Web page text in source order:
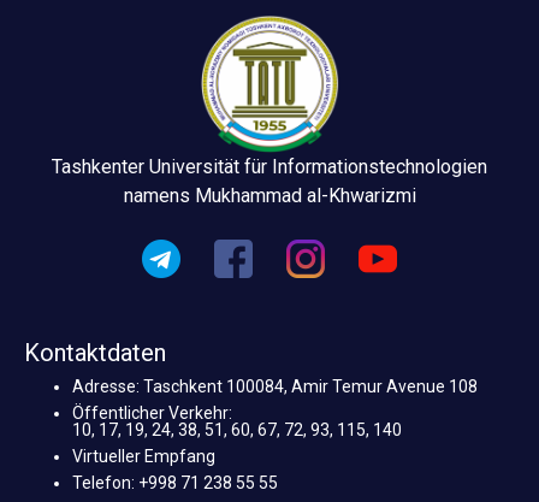
Tashkenter Universität für Informationstechnologien
namens Mukhammad al-Khwarizmi
Kontaktdaten
Adresse: Taschkent 100084, Amir Temur Avenue 108
Öffentlicher Verkehr:
10, 17, 19, 24, 38, 51, 60, 67, 72, 93, 115, 140
Virtueller Empfang
Telefon: +998 71 238 55 55